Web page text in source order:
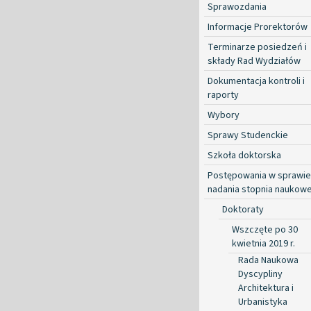
Sprawozdania
Informacje Prorektorów
Terminarze posiedzeń i
składy Rad Wydziałów
Dokumentacja kontroli i
raporty
Wybory
Sprawy Studenckie
Szkoła doktorska
Postępowania w sprawie
nadania stopnia
Doktoraty
Wszczęte po 30
kwietnia 2019 r.
Rada Naukowa
Dyscypliny
Architektura i
Urbanistyka